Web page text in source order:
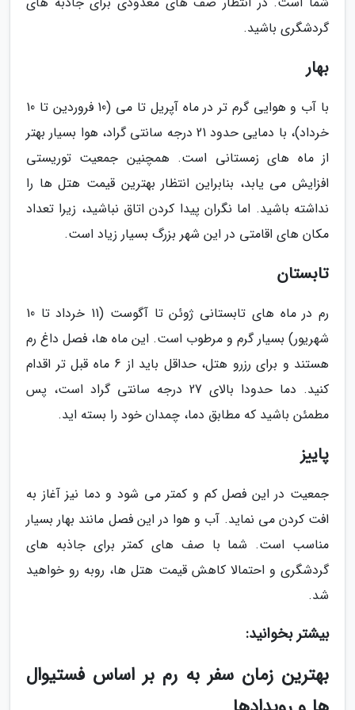
گردشگری باشید.
بهار
با آب و هوایی گرم تر در ماه آپریل تا می (10 فروردین تا 10
خرداد)، با دمایی حدود 21 درجه سانتی گراد، هوا بسیار بهتر
از ماه های زمستانی است. همچنین جمعیت توریستی
افزایش می یابد، بنابراین انتظار بهترین قیمت هتل ها را
نداشته باشید. اما نگران پیدا کردن اتاق نباشید، زیرا تعداد
مکان های اقامتی در این شهر بزرگ بسیار زیاد است.
تابستان
رم در ماه های تابستانی ژوئن تا آگوست (11 خرداد تا 10
شهریور) بسیار گرم و مرطوب است. این ماه ها، فصل داغ رم
هستند و برای رزرو هتل، حداقل باید از 6 ماه قبل تر اقدام
کنید. دما حدودا بالای 27 درجه سانتی گراد است، پس
مطمئن باشید که مطابق دما، چمدان خود را بسته اید.
پاییز
جمعیت در این فصل کم و کمتر می شود و دما نیز آغاز به
افت کردن می نماید. آب و هوا در این فصل مانند بهار بسیار
مناسب است. شما با صف های کمتر برای جاذبه های
گردشگری و احتمالا کاهش قیمت هتل ها، روبه رو خواهید
شد.
بیشتر بخوانید:
بهترین زمان سفر به رم بر اساس فستیوال